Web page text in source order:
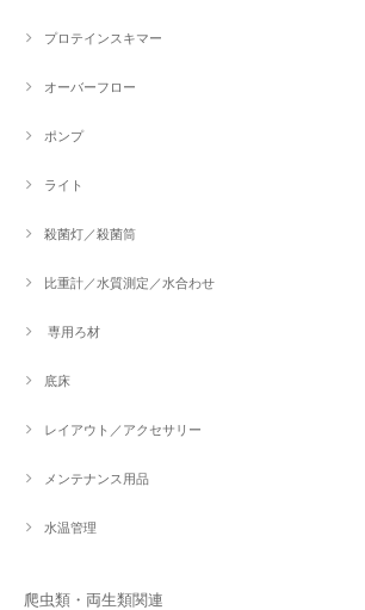
プロテインスキマー
オーバーフロー
ポンプ
ライト
殺菌灯／殺菌筒
比重計／水質測定／水合わせ
専用ろ材
底床
レイアウト／アクセサリー
メンテナンス用品
水温管理
爬虫類・両生類関連